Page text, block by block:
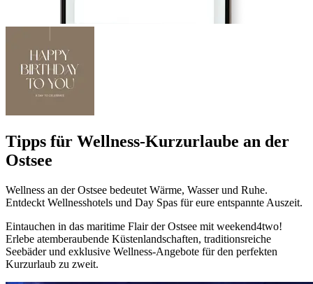
Tipps für Wellness-Kurzurlaube an der
Ostsee
Wellness an der Ostsee bedeutet Wärme, Wasser und Ruhe.
Entdeckt Wellnesshotels und Day Spas für eure entspannte Auszeit.
Eintauchen in das maritime Flair der Ostsee mit weekend4two!
Erlebe atemberaubende Küstenlandschaften, traditionsreiche
Seebäder und exklusive Wellness-Angebote für den perfekten
Kurzurlaub zu zweit.